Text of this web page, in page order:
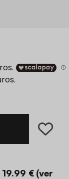
19.99 €(ver